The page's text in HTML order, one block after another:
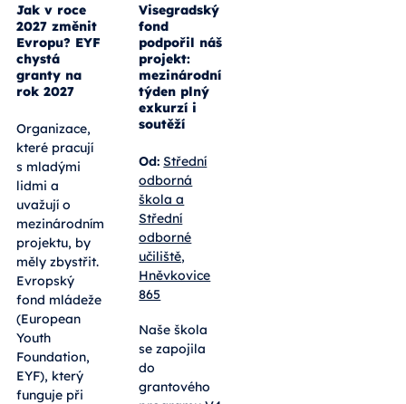
Jak v roce
2027 změnit
Evropu? EYF
chystá
granty na
rok 2027
Organizace,
které pracují
s mladými
lidmi a
uvažují o
mezinárodním
projektu, by
měly zbystřit.
Evropský
fond mládeže
(European
Youth
Foundation,
EYF), který
funguje při
Visegradský
fond
podpořil náš
projekt:
mezinárodní
týden plný
exkurzí i
soutěží
Od: Střední
odborná
škola a
Střední
odborné
učiliště,
Hněvkovice
865
Naše škola
se zapojila
do
grantového